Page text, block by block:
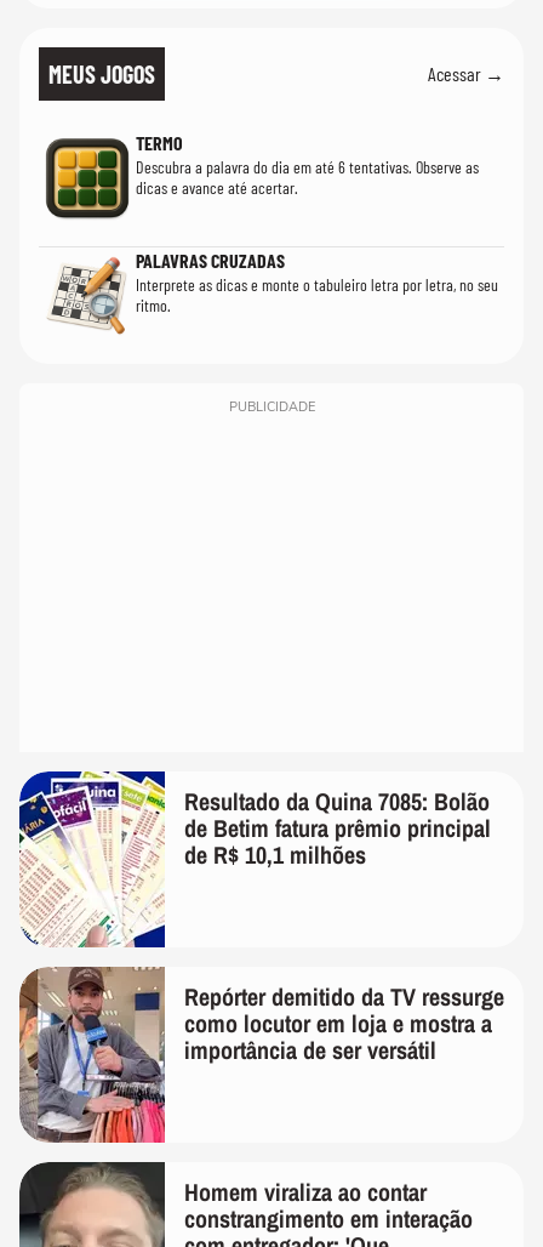
MEUS JOGOS Acessar →
TERMO
Descubra a palavra do dia em até 6 tentativas. Observe as
dicas e avance até acertar.
PALAVRAS CRUZADAS
Interprete as dicas e monte o tabuleiro letra por letra, no seu
ritmo.
PUBLICIDADE
Resultado da Quina 7085: Bolão
de Betim fatura prêmio principal
de R$ 10,1 milhões
Repórter demitido da TV ressurge
como locutor em loja e mostra a
importância de ser versátil
Homem viraliza ao contar
constrangimento em interação